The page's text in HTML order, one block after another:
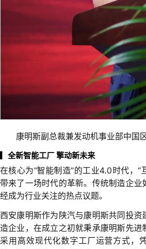
康明斯副总裁兼发动机事业部中国
全新智能工厂 擎动新未来
在核心为“智能制造”的工业4.0时代，“
带来了一场时代的革新。传统制造企业
经成为行业关注的热点议题。
西安康明斯作为陕汽与康明斯共同投资
造企业，在成立之初就秉承康明斯先进
采用高效现代化数字工厂运营方式，